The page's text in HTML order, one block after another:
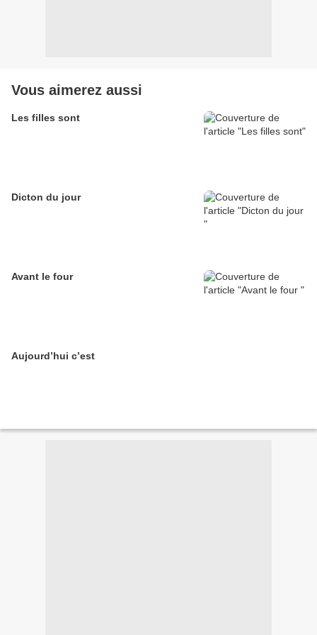
Vous aimerez aussi
Les filles sont
Dicton du jour
Avant le four
Aujourd’hui c’est